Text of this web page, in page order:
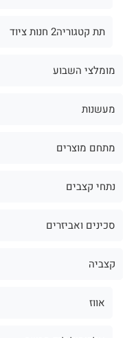
תת קטגוריה2 חנות ציוד
מומלצי השבוע
מעשנות
מתחם מוצרים
נתחי קצבים
סכינים ואביזרים
קצביה
אווז